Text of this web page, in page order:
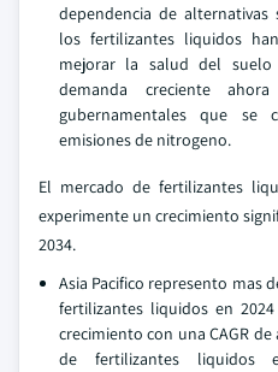
dependencia de alternativas
los fertilizantes liquidos
mejorar la salud del
demanda creciente
gubernamentales que
emisiones de nitrogeno.
El mercado de fertilizantes
experimente un crecimiento
2034.
Asia Pacifico represento mas
fertilizantes liquidos en
crecimiento con una CAGR
de fertilizantes liquidos